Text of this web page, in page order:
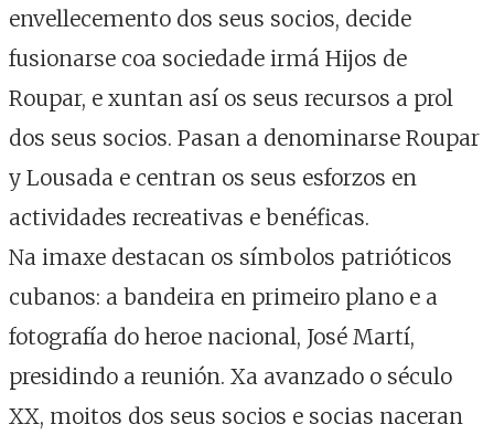
envellecemento dos seus socios, decide
fusionarse coa sociedade irmá Hijos de
Roupar, e xuntan así os seus recursos a prol
dos seus socios. Pasan a denominarse Roupar
y Lousada e centran os seus esforzos en
actividades recreativas e benéficas.
Na imaxe destacan os símbolos patrióticos
cubanos: a bandeira en primeiro plano e a
fotografía do heroe nacional, José Martí,
presidindo a reunión. Xa avanzado o século
XX, moitos dos seus socios e socias naceran